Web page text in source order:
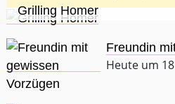
Grilling Homer
Freundin
Heute um